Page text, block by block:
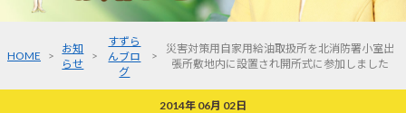
HOME >
お知
らせ
>
すずら
んブロ
グ
>
災害対策用自家用給油取扱所を北消防署小室出
張所敷地内に設置され開所式に参加しました
2014年 06月 02日